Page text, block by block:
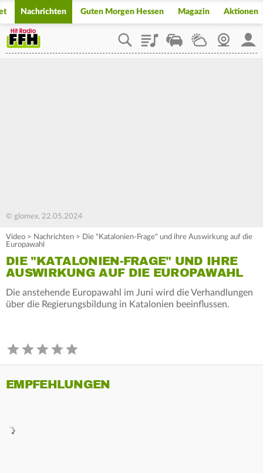
Nachrichten Guten Morgen Hessen Magazin Aktionen
PlaylistStaupilotWetterWebcam
© glomex, 22.05.2024
Video > Nachrichten > Die "Katalonien-Frage" und ihre Auswirkung auf die
Europawahl
DIE "KATALONIEN-FRAGE" UND IHRE
AUSWIRKUNG AUF DIE EUROPAWAHL
Die anstehende Europawahl im Juni wird die Verhandlungen
über die Regierungsbildung in Katalonien beeinflussen.
EMPFEHLUNGEN